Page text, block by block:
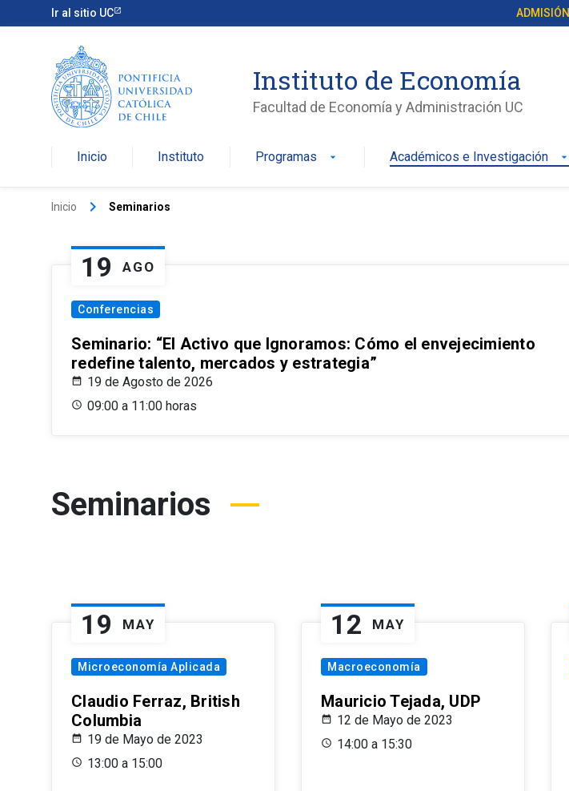
Ir al sitio UC ADMISIÓN
Instituto de Economía
Facultad de Economía y Administración UC
Inicio Instituto Programas arrow_drop_down Académicos e Investigación arrow_drop_down
Inicio keyboard_arrow_right Seminarios
19 AGO
Conferencias
Seminario: “El Activo que Ignoramos: Cómo el envejecimiento
redefine talento, mercados y estrategia”
19 de Agosto de 2026
09:00 a 11:00 horas
Seminarios
19 MAY
Microeconomía Aplicada
Claudio Ferraz, British
Columbia
19 de Mayo de 2023
13:00 a 15:00
12 MAY
Macroeconomía
Mauricio Tejada, UDP
12 de Mayo de 2023
14:00 a 15:30